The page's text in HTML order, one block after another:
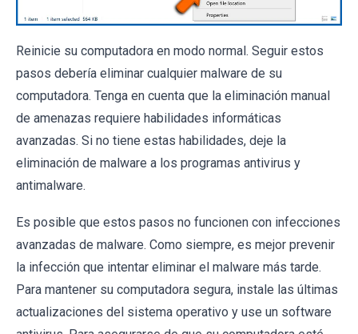
Reinicie su computadora en modo normal. Seguir estos
pasos debería eliminar cualquier malware de su
computadora. Tenga en cuenta que la eliminación manual
de amenazas requiere habilidades informáticas
avanzadas. Si no tiene estas habilidades, deje la
eliminación de malware a los programas antivirus y
antimalware.
Es posible que estos pasos no funcionen con infecciones
avanzadas de malware. Como siempre, es mejor prevenir
la infección que intentar eliminar el malware más tarde.
Para mantener su computadora segura, instale las últimas
actualizaciones del sistema operativo y use un software